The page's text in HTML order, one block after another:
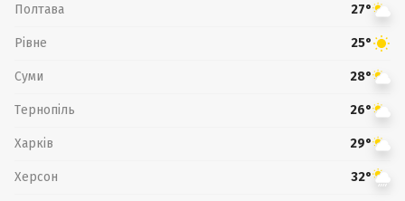
Полтава 27°
Рівне 25°
Суми 28°
Тернопіль 26°
Харків 29°
Херсон 32°